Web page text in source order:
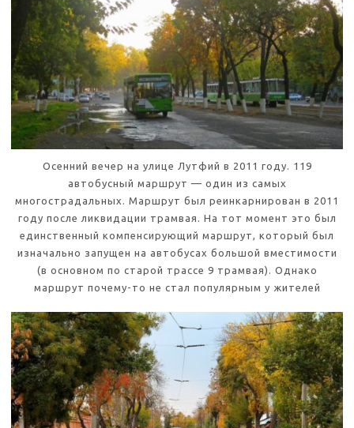
Осенний вечер на улице Лутфий в 2011 году. 119
автобусный маршрут — один из самых
многострадальных. Маршрут был реинкарнирован в 2011
году после ликвидации трамвая. На тот момент это был
единственный компенсирующий маршрут, который был
изначально запущен на автобусах большой вместимости
(в основном по старой трассе 9 трамвая). Однако
маршрут почему-то не стал популярным у жителей